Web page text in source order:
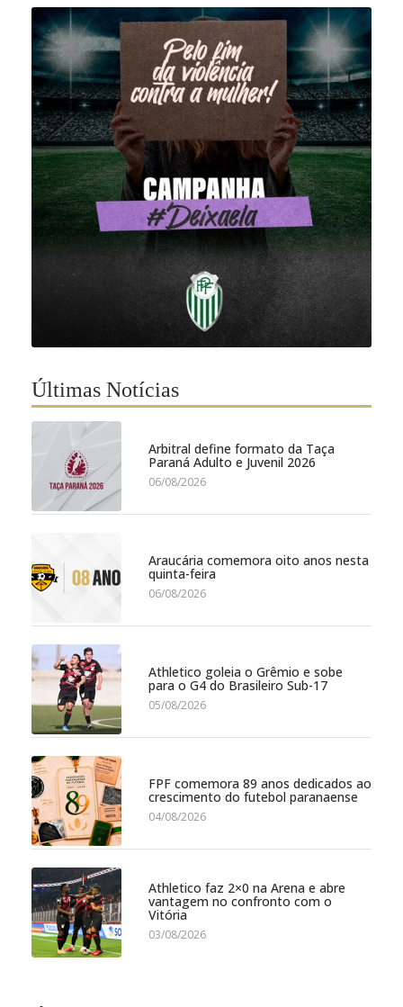
Últimas Notícias
Arbitral define formato da Taça
Paraná Adulto e Juvenil 2026
06/08/2026
Araucária comemora oito anos nesta
quinta-feira
06/08/2026
Athletico goleia o Grêmio e sobe
para o G4 do Brasileiro Sub-17
05/08/2026
FPF comemora 89 anos dedicados ao
crescimento do futebol paranaense
04/08/2026
Athletico faz 2×0 na Arena e abre
vantagem no confronto com o
Vitória
03/08/2026